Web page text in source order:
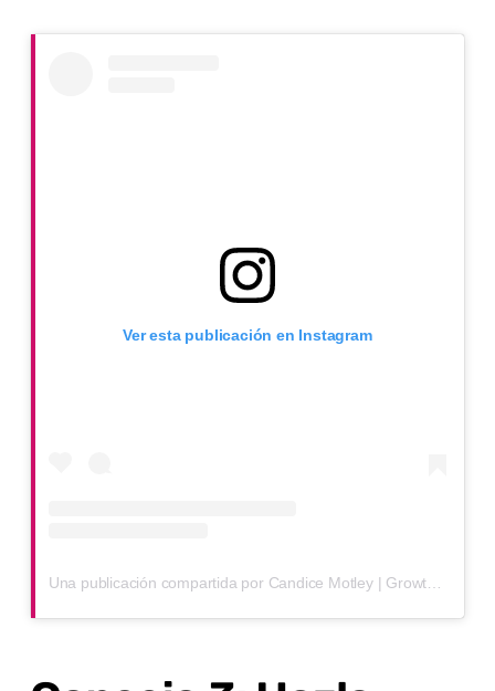
Ver esta publicación en Instagram
Una publicación compartida por Candice Motley | Growth Coach + Salon Owner | Hair Replacement (@masterywithmot)